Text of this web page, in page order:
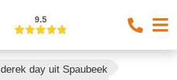
9.5
derek day uit Spaubeek